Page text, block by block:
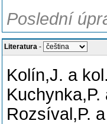
Poslední
Literatura -
Kolín,J. a
Rozsíval,P.